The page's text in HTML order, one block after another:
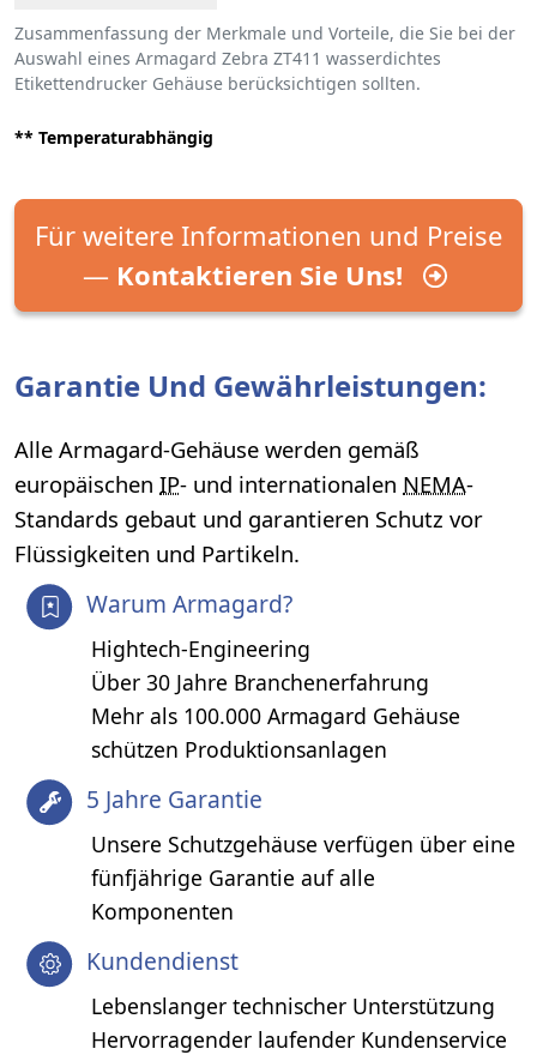
Zusammenfassung der Merkmale und Vorteile, die Sie bei der
Auswahl eines Armagard Zebra ZT411 wasserdichtes
Etikettendrucker Gehäuse berücksichtigen sollten.
** Temperaturabhängig
Für weitere Informationen und Preise
— Kontaktieren Sie Uns!
Garantie Und Gewährleistungen:
Alle Armagard-Gehäuse werden gemäß
europäischen IP- und internationalen NEMA-
Standards gebaut und garantieren Schutz vor
Flüssigkeiten und Partikeln.
Warum Armagard?
Hightech-Engineering
Über 30 Jahre Branchenerfahrung
Mehr als 100.000 Armagard Gehäuse
schützen Produktionsanlagen
5 Jahre Garantie
Unsere Schutzgehäuse verfügen über eine
fünfjährige Garantie auf alle
Komponenten
Kundendienst
Lebenslanger technischer Unterstützung
Hervorragender laufender Kundenservice